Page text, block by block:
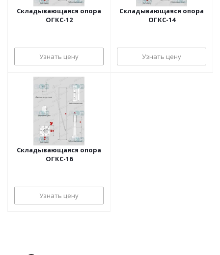
Складывающаяся опора
ОГКС-12
Узнать цену
Складывающаяся опора
ОГКС-14
Узнать цену
Складывающаяся опора
ОГКС-16
Узнать цену